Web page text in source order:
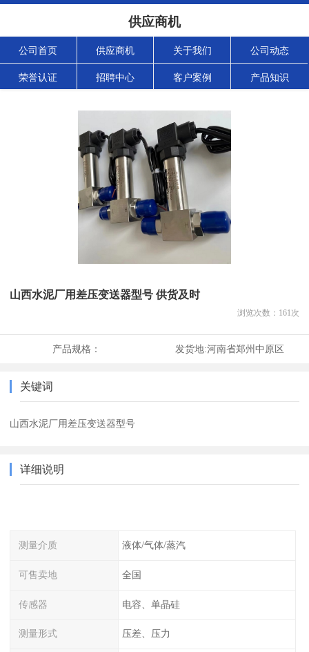
供应商机
公司首页 供应商机 关于我们 公司动态
荣誉认证 招聘中心 客户案例 产品知识
山西水泥厂用差压变送器型号 供货及时
浏览次数： 161次
产品规格： 发货地:河南省郑州中原区
关键词
山西水泥厂用差压变送器型号
详细说明
测量介质 液体/气体/蒸汽
可售卖地 全国
传感器 电容、单晶硅
测量形式 压差、压力